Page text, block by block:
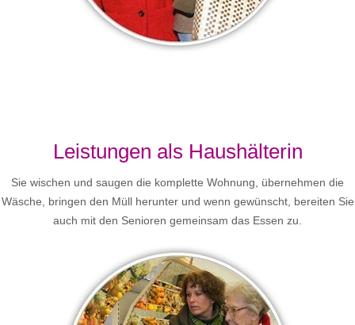
Leistungen als Haushälterin
Sie wischen und saugen die komplette Wohnung, übernehmen die
Wäsche, bringen den Müll herunter und wenn gewünscht, bereiten Sie
auch mit den Senioren gemeinsam das Essen zu.